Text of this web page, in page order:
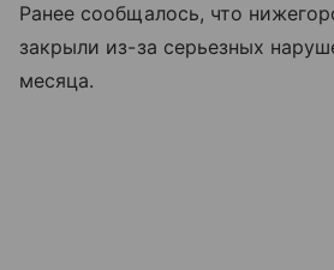
Ранее сообщалось, что
закрыли из-за серьезных
месяца.